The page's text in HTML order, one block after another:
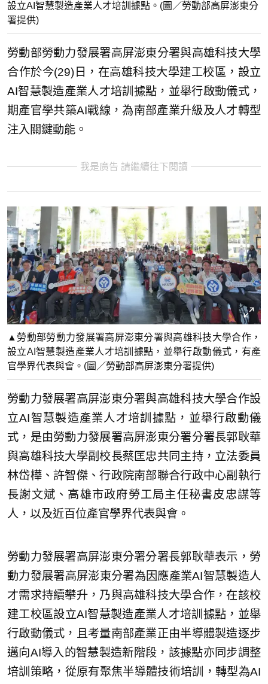
設立AI智慧製造產業人才培訓據點。(圖／勞動部高屏澎東分
署提供)
勞動部勞動力發展署高屏澎東分署與高雄科技大學
合作於今(29)日，在高雄科技大學建工校區，設立
AI智慧製造產業人才培訓據點，並舉行啟動儀式，
期產官學共築AI戰線，為南部產業升級及人才轉型
注入關鍵動能。
我是廣告 請繼續往下閱讀
▲勞動部勞動力發展署高屏澎東分署與高雄科技大學合作，
設立AI智慧製造產業人才培訓據點，並舉行啟動儀式，有產
官學界代表與會。(圖／勞動部高屏澎東分署提供)
勞動力發展署高屏澎東分署與高雄科技大學合作設
立AI智慧製造產業人才培訓據點，並舉行啟動儀
式，是由勞動力發展署高屏澎東分署分署長郭耿華
與高雄科技大學副校長蔡匡忠共同主持，立法委員
林岱樺、許智傑、行政院南部聯合行政中心副執行
長謝文斌、高雄市政府勞工局主任秘書皮忠謀等
人，以及近百位產官學界代表與會。
勞動力發展署高屏澎東分署分署長郭耿華表示，勞
動力發展署高屏澎東分署為因應產業AI智慧製造人
才需求持續攀升，乃與高雄科技大學合作，在該校
建工校區設立AI智慧製造產業人才培訓據點，並舉
行啟動儀式，且考量南部產業正由半導體製造逐步
邁向AI導入的智慧製造新階段，該據點亦同步調整
培訓策略，從原有聚焦半導體技術培訓，轉型為AI